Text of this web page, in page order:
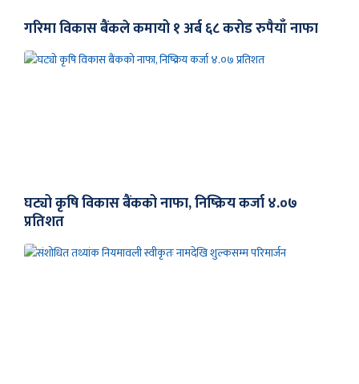
गरिमा विकास बैंकले कमायो १ अर्ब ६८ करोड रुपैयाँ नाफा
घट्यो कृषि विकास बैंकको नाफा, निष्क्रिय कर्जा ४.०७
प्रतिशत